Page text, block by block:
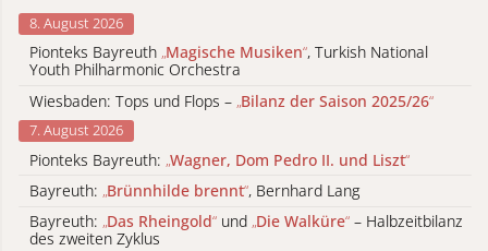
8. August 2026
Pionteks Bayreuth „Magische Musiken“, Turkish National
Youth Philharmonic Orchestra
Wiesbaden: Tops und Flops – „Bilanz der Saison 2025/26“
7. August 2026
Pionteks Bayreuth: „Wagner, Dom Pedro II. und Liszt“
Bayreuth: „Brünnhilde brennt“, Bernhard Lang
Bayreuth: „Das Rheingold“ und „Die Walküre“ – Halbzeitbilanz
des zweiten Zyklus